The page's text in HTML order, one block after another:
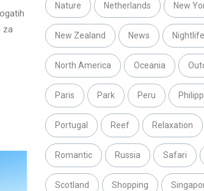
za
Nature Netherlands New
New Zealand News Nightlife
North America Oceania
Paris Park Peru
Portugal Reef Relaxation
Romantic Russia Safari
Scotland Shopping